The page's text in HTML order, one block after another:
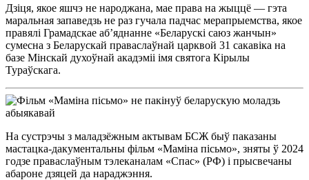
Дзіця, якое яшчэ не народжана, мае права на жыццё — гэта
маральная запаведзь не раз гучала падчас мерапрыемства, якое
правялі Грамадскае аб’яднанне «Беларускі саюз жанчын»
сумесна з Беларускай праваслаўнай царквой 31 сакавіка на
базе Мінскай духоўнай акадэміі імя святога Кірылы
Тураўскага.
На сустрэчы з маладзёжным актывам БСЖ быў паказаны
мастацка-дакументальны фільм «Маміна пісьмо», зняты ў 2024
годзе праваслаўным тэлеканалам «Спас» (РФ) і прысвечаны
абароне дзяцей да нараджэння.